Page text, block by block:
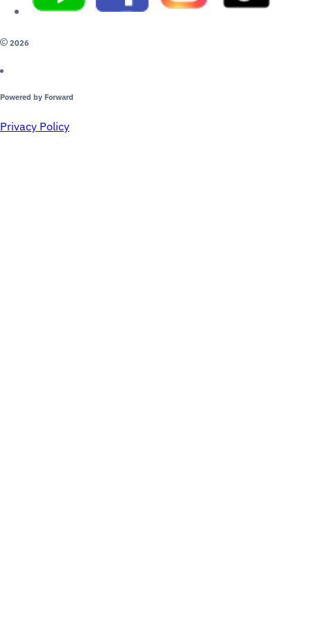
2026
Powered by Forward
Privacy Policy